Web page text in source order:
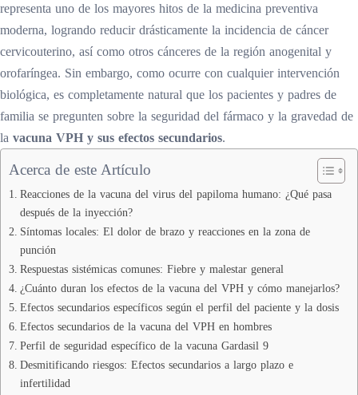
representa uno de los mayores hitos de la medicina preventiva
moderna, logrando reducir drásticamente la incidencia de cáncer
cervicouterino, así como otros cánceres de la región anogenital y
orofaríngea. Sin embargo, como ocurre con cualquier intervención
biológica, es completamente natural que los pacientes y padres de
familia se pregunten sobre la seguridad del fármaco y la gravedad de
la vacuna VPH y sus efectos secundarios.
Acerca de este Artículo
Reacciones de la vacuna del virus del papiloma humano: ¿Qué pasa
después de la inyección?
Síntomas locales: El dolor de brazo y reacciones en la zona de
punción
Respuestas sistémicas comunes: Fiebre y malestar general
¿Cuánto duran los efectos de la vacuna del VPH y cómo manejarlos?
Efectos secundarios específicos según el perfil del paciente y la dosis
Efectos secundarios de la vacuna del VPH en hombres
Perfil de seguridad específico de la vacuna Gardasil 9
Desmitificando riesgos: Efectos secundarios a largo plazo e
infertilidad